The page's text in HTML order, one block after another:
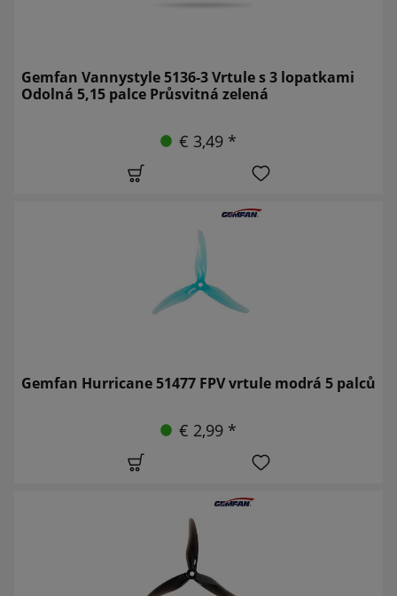
Gemfan Vannystyle 5136-3 Vrtule s 3 lopatkami
Odolná 5,15 palce Průsvitná zelená
€ 3,49 *
Gemfan Hurricane 51477 FPV vrtule modrá 5 palců
€ 2,99 *